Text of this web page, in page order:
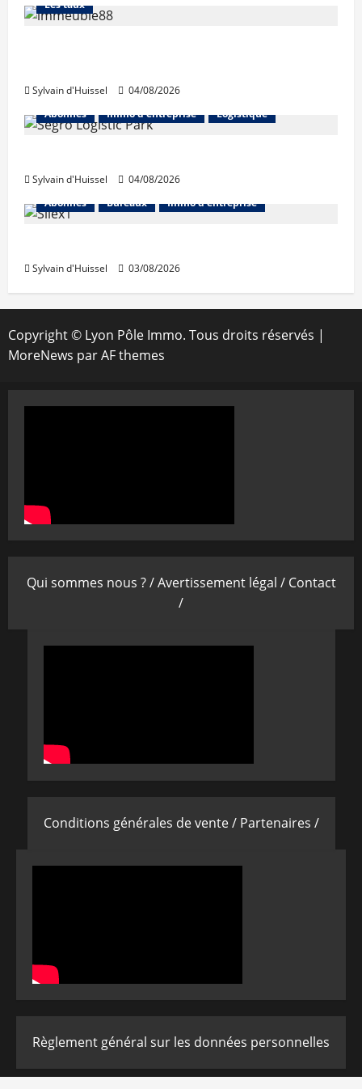
Les taux
Sylvain d'Huissel
04/08/2026
Abonnés
Immo d'entreprise Logistique
Sylvain d'Huissel
04/08/2026
Abonnés
Bureaux Immo d'entreprise
Sylvain d'Huissel 03/08/2026
Copyright © Lyon Pôle Immo. Tous droits réservés |
MoreNews par AF themes
Qui sommes nous ? /Avertissement légal / Contact
/
Conditions générales de vente / Partenaires /
Règlement général sur les données personnelles